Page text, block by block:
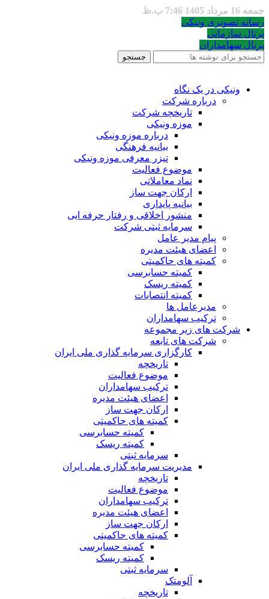
جمعه 16 مرداد 1405 7:46 ب.ظ
رسانه تصویری ونیکی
پرتال سازمانی
پرتال سهامداران
جستجو
ونیکی در یک نگاه
درباره شرکت
تاریخچه شرکت
موزه ونیکی
درباره موزه ونیکی
بیانیه فرهنگی
تیزر معرفی موزه ونیکی
موضوع فعالیت
نماد معاملاتی
ارکان جهت ساز
بیانیه پایداری
منشور اخلاقی و رفتار حرفه ایی
سرمایه ثبتی شرکت
پیام مدیر عامل
اعضای هیئت مدیره
کمیته های حاکمیتی
کمیته حسابرسی
کمیته ریسک
کمیته انتصابات
مدیرعامل ها
ترکیب سهامداران
شرکت های زیر مجموعه
شرکت های تابعه
کارگزاری سرمایه گذاری ملی ایران
تاریخچه
موضوع فعالیت
ترکیب سهامداران
اعضای هیئت مدیره
ارکان جهت ساز
کمیته های حاکمیتی
کمیته حسابرسی
کمیته ریسک
سرمایه ثبتی
مدیریت سرمایه گذاری ملی ایران
تاریخچه
موضوع فعالیت
ترکیب سهامداران
اعضای هیئت مدیره
ارکان جهت ساز
کمیته های حاکمیتی
کمیته حسابرسی
کمیته ریسک
سرمایه ثبتی
آلومتک
تاریخچه